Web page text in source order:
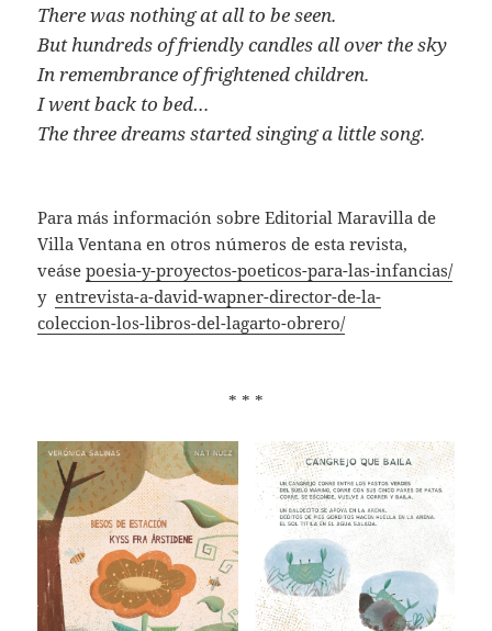
There was nothing at all to be seen.
But hundreds of friendly candles all over the sky
In remembrance of frightened children.
I went back to bed…
The three dreamsstarted singing a little song.
Para más información sobre Editorial Maravilla de
Villa Ventana en otros números de esta revista,
veásepoesia-y-proyectos-poeticos-para-las-infancias/
yentrevista-a-david-wapner-director-de-la-
coleccion-los-libros-del-lagarto-obrero/
* * *